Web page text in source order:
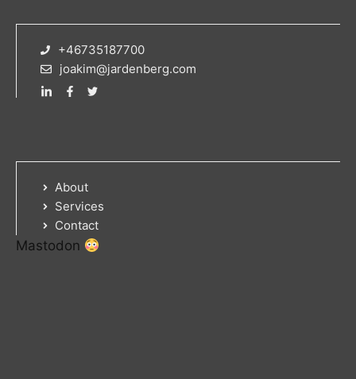
+46735187700
joakim@jardenberg.com
About
Services
Contact
Mastodon